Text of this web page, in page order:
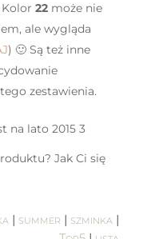
Kolor 22może nie
ale wygląda
) 🙂 Są też inne
zestawienia.
Jak Ci się
| summer | szminka |